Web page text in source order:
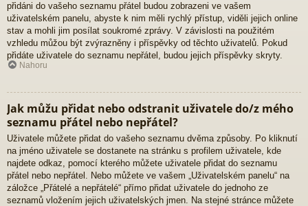
přidáni do vašeho seznamu přátel budou zobrazeni ve vašem
uživatelském panelu, abyste k nim měli rychlý přístup, viděli jejich online
stav a mohli jim posílat soukromé zprávy. V závislosti na použitém
vzhledu můžou být zvýrazněny i příspěvky od těchto uživatelů. Pokud
přidáte uživatele do seznamu nepřátel, budou jejich příspěvky skryty.
Nahoru
Jak můžu přidat nebo odstranit uživatele do/z mého
seznamu přátel nebo nepřátel?
Uživatele můžete přidat do vašeho seznamu dvěma způsoby. Po kliknutí
na jméno uživatele se dostanete na stránku s profilem uživatele, kde
najdete odkaz, pomocí kterého můžete uživatele přidat do seznamu
přátel nebo nepřátel. Nebo můžete ve vašem „Uživatelském panelu“ na
záložce „Přátelé a nepřátelé“ přímo přidat uživatele do jednoho ze
seznamů vložením jejich uživatelských jmen. Na stejné stránce můžete